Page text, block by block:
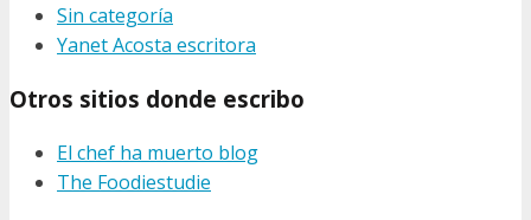
Sin categoría
Yanet Acosta escritora
Otros sitios donde escribo
El chef ha muerto blog
The Foodiestudie